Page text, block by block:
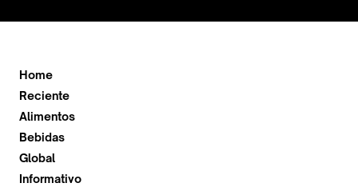
Home
Reciente
Alimentos
Bebidas
Global
Informativo